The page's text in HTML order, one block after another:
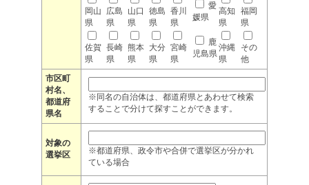
岡山
県
広島
県
山口
県
徳島
県
香川
県
愛
媛県
高知
県
福岡
県
佐賀
県
長崎
県
熊本
県
大分
県
宮崎
県
鹿
児島県
沖縄
県
その
他
市区町
村名、
都道府
県名
※同名の自治体は、都道府県とあわせて検索
することで分けて探すことができます。
対象の
選挙区
※都道府県、政令市や合併で選挙区が分かれ
ている場合